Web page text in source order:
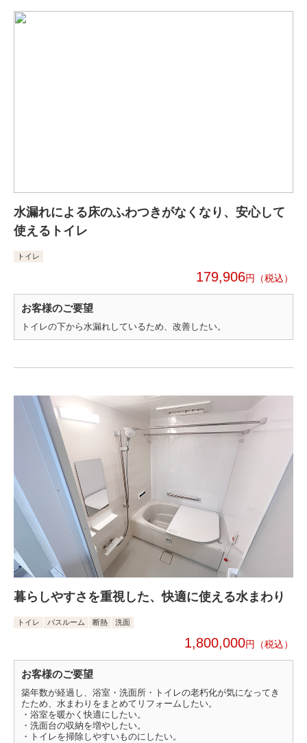
水漏れによる床のふわつきがなくなり、安心して
使えるトイレ
トイレ
179,906円
お客様のご要望
トイレの下から水漏れしているため、改善したい。
暮らしやすさを重視した、快適に使える水まわり
トイレ バスルーム 断熱 洗面
1,800,000円
お客様のご要望
築年数が経過し、浴室・洗面所・トイレの老朽化が気になってき
たため、水まわりをまとめてリフォームしたい。
・浴室を暖かく快適にしたい。
・洗面台の収納を増やしたい。
・トイレを掃除しやすいものにしたい。